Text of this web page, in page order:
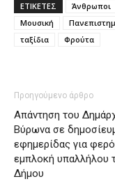
ΕΤΙΚΕΤΕΣ Άνθρωποι
Μουσική
ταξίδια
Φρούτα
Προηγούμενο άρθρο
Απάντηση του
Βύρωνα σε
εφημερίδας για
εμπλοκή υπαλλήλου
Δήμου